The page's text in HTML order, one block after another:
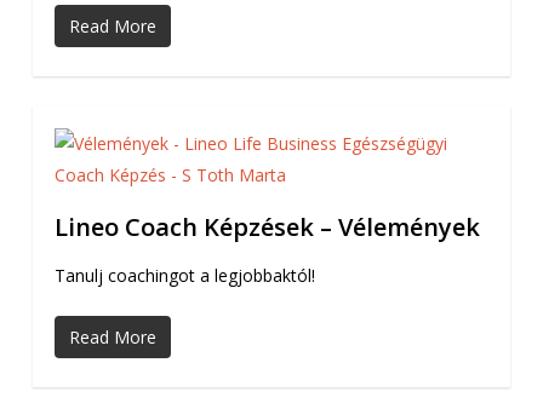
Read More
Lineo Coach Képzések – Vélemények
Tanulj coachingot a legjobbaktól!
Read More